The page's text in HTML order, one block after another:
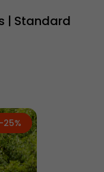
| Standard
-25%